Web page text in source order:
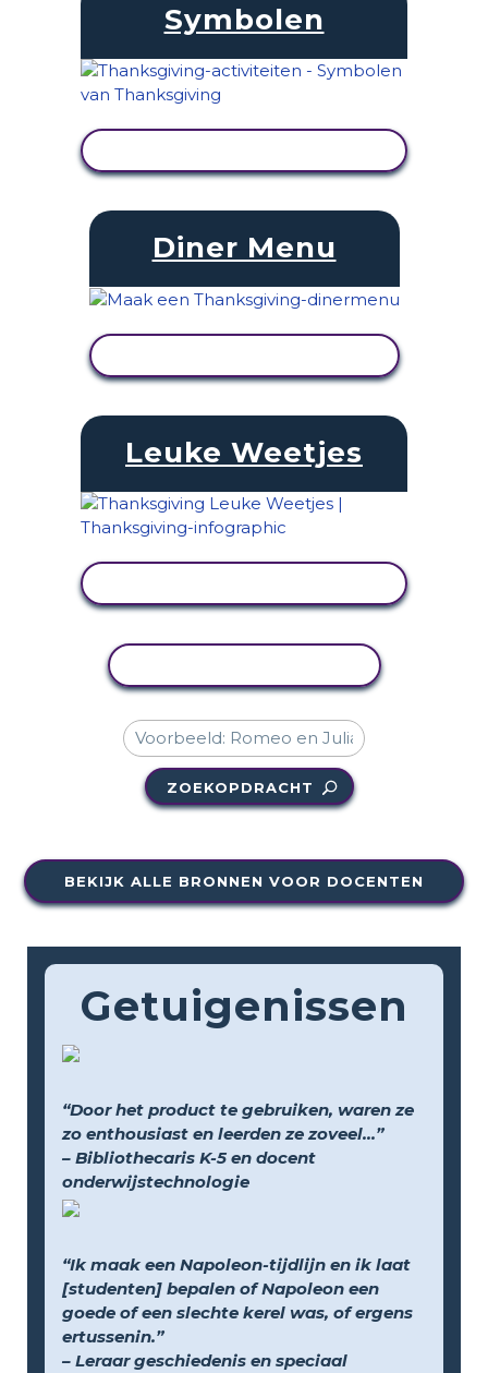
Symbolen
Diner Menu
Leuke Weetjes
ZOEKOPDRACHT
BEKIJK ALLE BRONNEN VOOR DOCENTEN
Getuigenissen
“Door het product te gebruiken, waren ze
zo enthousiast en leerden ze zoveel...”
– Bibliothecaris K-5 en docent
onderwijstechnologie
“Ik maak een Napoleon-tijdlijn en ik laat
[studenten] bepalen of Napoleon een
goede of een slechte kerel was, of ergens
ertussenin.”
– Leraar geschiedenis en speciaal